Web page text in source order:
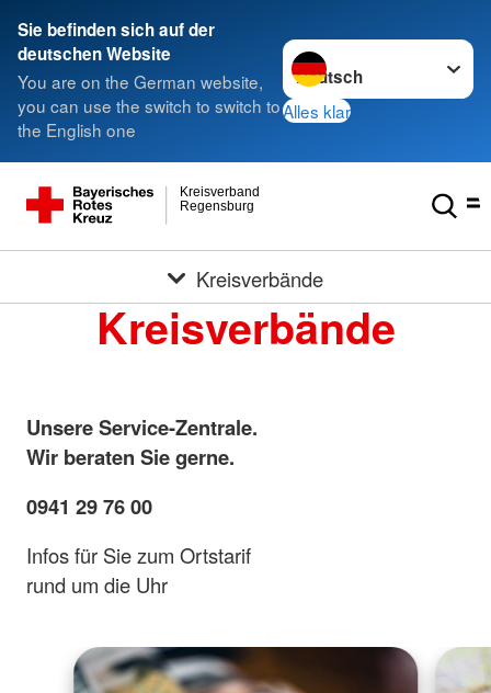
Sie befinden sich auf der
deutschen Website
You are on the German website,
you can use the switch to switch to
the English one
Sprache wechseln zu
Alles klar
Regensburg
Kreisverband
Kreisverbände
Kreisverbände
Unsere Service-Zentrale.
Wir beraten Sie gerne.
0941 29 76 00
Infos für Sie zum Ortstarif
rund um die Uhr